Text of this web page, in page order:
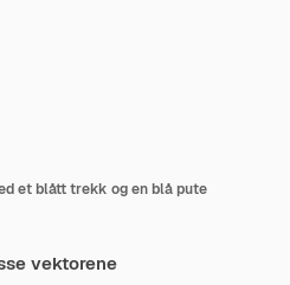
et blått trekk og en blå pute
vektorene